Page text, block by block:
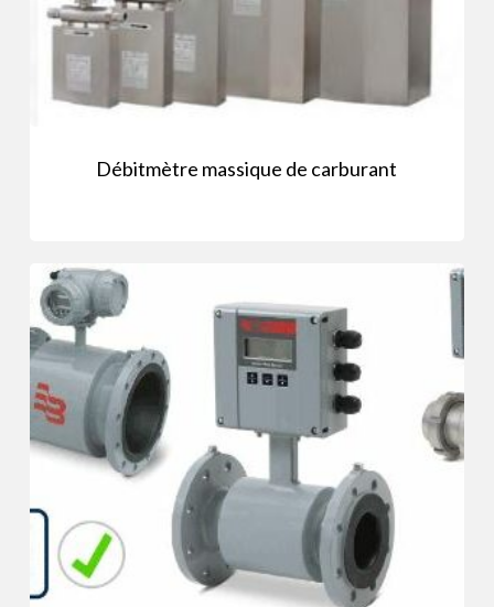
Débitmètre massique de carburant